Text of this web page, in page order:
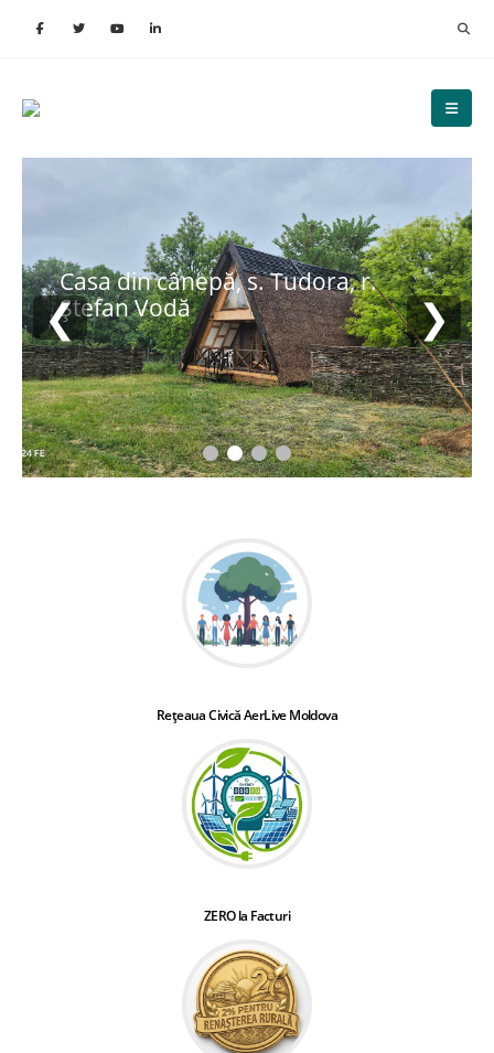
Casa din cânepă, s. Tudora, r.
Ștefan Vodă
❮ ❯
Rețeaua Civică AerLive Moldova
ZERO la Facturi